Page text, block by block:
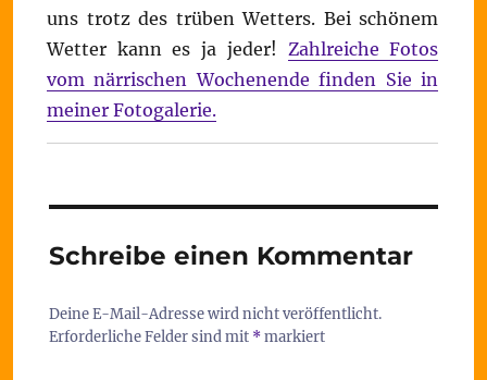
uns trotz des trüben Wetters. Bei schönem
Wetter kann es ja jeder! Zahlreiche Fotos
vom närrischen Wochenende finden Sie in
meiner Fotogalerie.
Schreibe einen Kommentar
Deine E-Mail-Adresse wird nicht veröffentlicht.
Erforderliche Felder sind mit *markiert